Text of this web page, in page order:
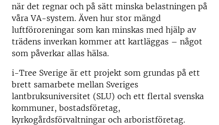
när det regnar och på sätt minska belastningen på
våra VA-system. Även hur stor mängd
luftföroreningar som kan minskas med hjälp av
trädens inverkan kommer att kartläggas – något
som påverkar allas hälsa.
i-Tree Sverige är ett projekt som grundas på ett
brett samarbete mellan Sveriges
lantbruksuniversitet (SLU) och ett flertal svenska
kommuner, bostadsföretag,
kyrkogårdsförvaltningar och arboristföretag.